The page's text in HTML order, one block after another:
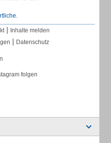
| Inhalte melden
| Datenschutz
folgen